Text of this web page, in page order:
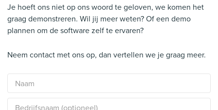
Je hoeft ons niet op ons woord te geloven, we komen het
graag demonstreren. Wil jij meer weten? Of een demo
plannen om de software zelf te ervaren?
Neem contact met ons op, dan vertellen we je graag meer.